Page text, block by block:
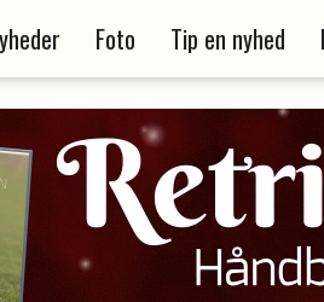
Foto Tip en nyhed